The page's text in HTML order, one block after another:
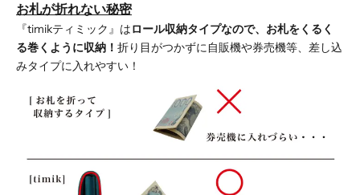
お札が折れない秘密
『timikティミック』はロール収納タイプなので、お札をくるく
る巻くように収納！ 折り目がつかずに自販機や券売機等、差し込
みタイプに入れやすい！